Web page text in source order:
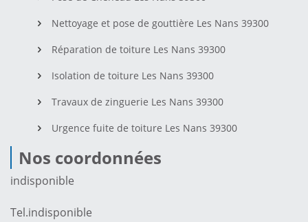
Nettoyage et pose de gouttière Les Nans 39300
Réparation de toiture Les Nans 39300
Isolation de toiture Les Nans 39300
Travaux de zinguerie Les Nans 39300
Urgence fuite de toiture Les Nans 39300
Nos coordonnées
indisponible
Tel.indisponible